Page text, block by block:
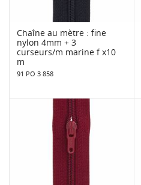
Chaîne au mètre : fine
nylon 4mm + 3
curseurs/m marine f x10
m
91 PO 3 858